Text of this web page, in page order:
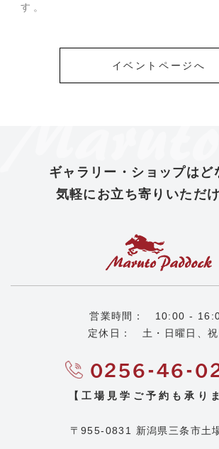
工
す。
イベントページへ
ギャラリー・ショップは ど
気軽にお立ち寄りいただけ
営業時間： 10:00 -
定休日： 土・日曜日、祝
0256-46-
【工場見学ご予約も承り
〒955-0831 新潟県三条市土